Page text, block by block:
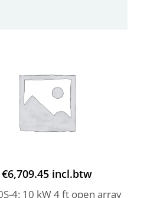
€6,709.45 incl.btw
4: 10 kW 4 ft open array